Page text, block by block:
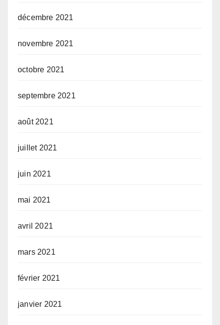
décembre 2021
novembre 2021
octobre 2021
septembre 2021
août 2021
juillet 2021
juin 2021
mai 2021
avril 2021
mars 2021
février 2021
janvier 2021